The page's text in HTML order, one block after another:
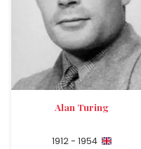
Alan Turing
1912 - 1954